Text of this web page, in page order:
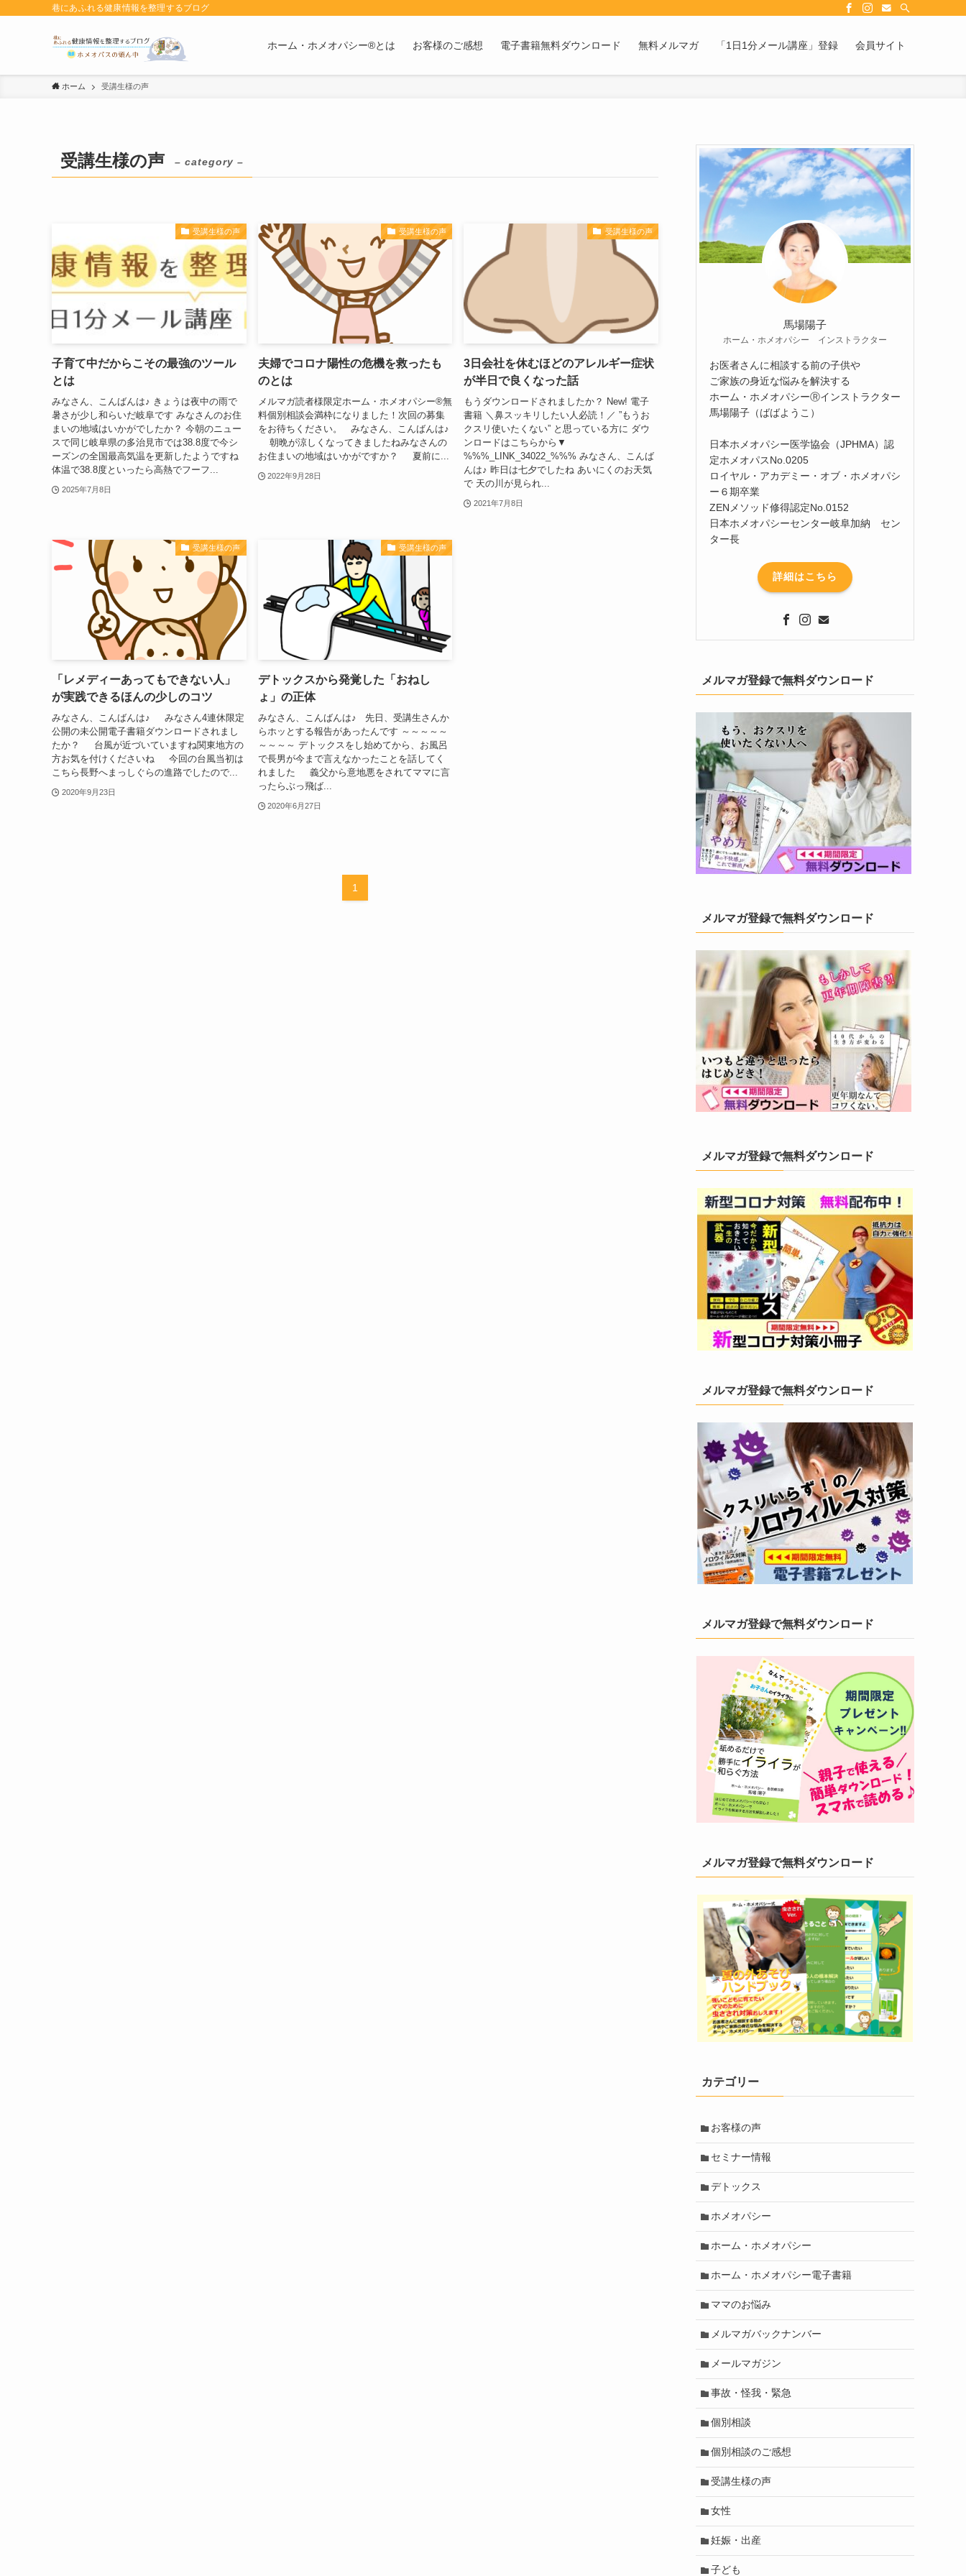
巷にあふれる健康情報を整理するブログ
ホーム・ホメオパシー®とは お客様のご感想 電子書籍無料ダウンロード 無料メルマガ 「1日1分メール講座」登録 会員サイト
ホーム 受講生様の声
受講生様の声 – category –
受講生様の声
子育て中だからこその最強のツール
とは
みなさん、こんばんは♪ きょうは夜中の雨で
暑さが少し和らいだ岐阜です みなさんのお住
まいの地域はいかがでしたか？ 今朝のニュー
スで同じ岐阜県の多治見市では38.8度で今シ
ーズンの全国最高気温を更新したようですね
体温で38.8度といったら高熱でフーフ...
2025年7月8日
受講生様の声
夫婦でコロナ陽性の危機を救ったも
のとは
メルマガ読者様限定ホーム・ホメオパシー®無
料個別相談会満枠になりました！次回の募集
をお待ちください。 みなさん、こんばんは♪
朝晩が涼しくなってきましたねみなさんの
お住まいの地域はいかがですか？ 夏前に...
2022年9月28日
受講生様の声
3日会社を休むほどのアレルギー症状
が半日で良くなった話
もうダウンロードされましたか？ New! 電子
書籍 ＼鼻スッキリしたい人必読！／ ”もうお
クスリ使いたくない” と思っている方に ダウ
ンロードはこちらから▼
%%%_LINK_34022_%%% みなさん、こんば
んは♪ 昨日は七夕でしたね あいにくのお天気
で 天の川が見られ...
2021年7月8日
受講生様の声
「レメディーあってもできない人」
が実践できるほんの少しのコツ
みなさん、こんばんは♪ みなさん4連休限定
公開の未公開電子書籍ダウンロードされまし
たか？ 台風が近づいていますね関東地方の
方お気を付けくださいね 今回の台風当初は
こちら長野へまっしぐらの進路でしたので...
2020年9月23日
受講生様の声
デトックスから発覚した「おねし
ょ」の正体
みなさん、こんばんは♪ 先日、受講生さんか
らホッとする報告があったんです ～～～～～
～～～～ デトックスをし始めてから、お風呂
で長男が今まで言えなかったことを話してく
れました 義父から意地悪をされてママに言
ったらぶっ飛ば...
2020年6月27日
1
馬場陽子
ホーム・ホメオパシー インストラクター
お医者さんに相談する前の子供や
ご家族の身近な悩みを解決する
ホーム・ホメオパシーⓇインストラクター
馬場陽子（ばばようこ）
日本ホメオパシー医学協会（JPHMA）認
定ホメオパスNo.0205
ロイヤル・アカデミー・オブ・ホメオパシ
ー６期卒業
ZENメソッド修得認定No.0152
日本ホメオパシーセンター岐阜加納 セン
ター長
詳細はこちら
メルマガ登録で無料ダウンロード
メルマガ登録で無料ダウンロード
メルマガ登録で無料ダウンロード
メルマガ登録で無料ダウンロード
メルマガ登録で無料ダウンロード
メルマガ登録で無料ダウンロード
カテゴリー
お客様の声
セミナー情報
デトックス
ホメオパシー
ホーム・ホメオパシー
ホーム・ホメオパシー電子書籍
ママのお悩み
メルマガバックナンバー
メールマガジン
事故・怪我・緊急
個別相談
個別相談のご感想
受講生様の声
女性
妊娠・出産
子ども